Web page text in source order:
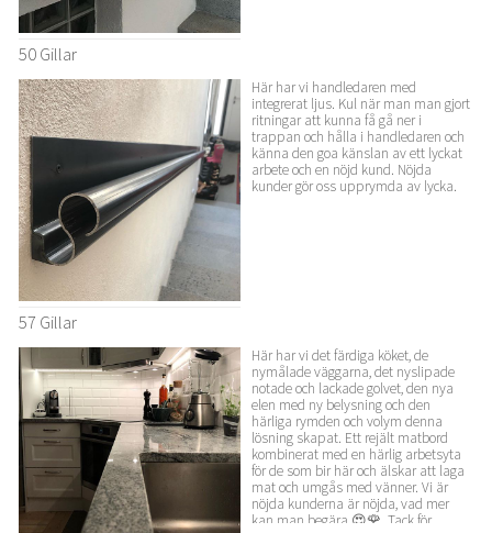
50 Gillar
57 Gillar
Här har vi handledaren med
integrerat ljus. Kul när man man gjort
ritningar att kunna få gå ner i
trappan och hålla i handledaren och
känna den goa känslan av ett lyckat
arbete och en nöjd kund. Nöjda
kunder gör oss upprymda av lycka.
Här har vi det färdiga köket, de
nymålade väggarna, det nyslipade
notade och lackade golvet, den nya
elen med ny belysning och den
härliga rymden och volym denna
lösning skapat. Ett rejält matbord
kombinerat med en härlig arbetsyta
för de som bir här och älskar att laga
mat och umgås med vänner. Vi är
nöjda kunderna är nöjda, vad mer
kan man begära 😍🌹. Tack för